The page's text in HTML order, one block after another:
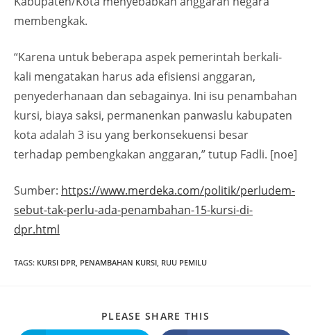
membengkak.
“Karena untuk beberapa aspek pemerintah berkali-
kali mengatakan harus ada efisiensi anggaran,
penyederhanaan dan sebagainya. Ini isu penambahan
kursi, biaya saksi, permanenkan panwaslu kabupaten
kota adalah 3 isu yang berkonsekuensi besar
terhadap pembengkakan anggaran,” tutup Fadli. [noe]
Sumber: https://www.merdeka.com/politik/perludem-
sebut-tak-perlu-ada-penambahan-15-kursi-di-
dpr.html
TAGS: KURSI DPR, PENAMBAHAN KURSI, RUU PEMILU
PLEASE SHARE THIS